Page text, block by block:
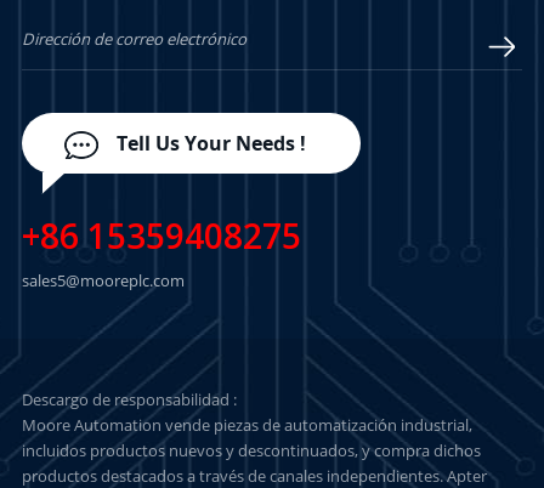
Tell Us Your Needs !
+86 15359408275
sales5@mooreplc.com
Descargo de responsabilidad :
Moore Automation vende piezas de automatización industrial,
incluidos productos nuevos y descontinuados, y compra dichos
productos destacados a través de canales independientes. Apter